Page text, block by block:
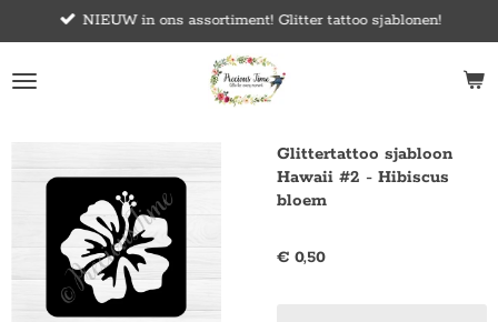
direct
naar
de
NIEUW in ons assortiment! Glitter tattoo sjablonen!
Glittertattoo sjabloon
Hawaii #2 - Hibiscus
bloem
€ 0,50